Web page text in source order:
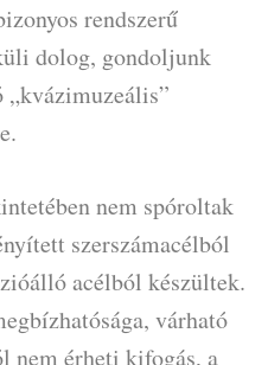
rendszerű
dolog, gondoljunk
„kvázimuzeális”
nem spóroltak
szerszámacélból
acélból készültek.
várható
nem érheti kifogás, a